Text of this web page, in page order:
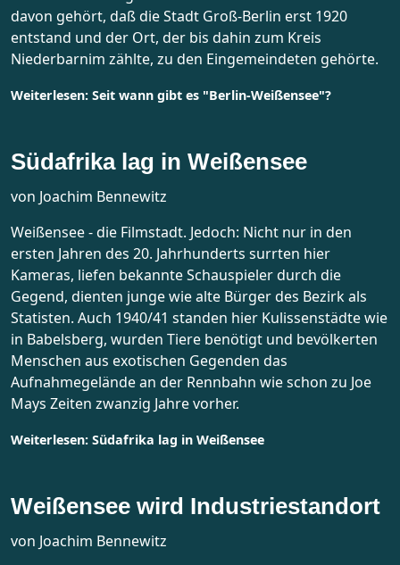
davon gehört, daß die Stadt Groß-Berlin erst 1920
entstand und der Ort, der bis dahin zum Kreis
Niederbarnim zählte, zu den Eingemeindeten gehörte.
Weiterlesen: Seit wann gibt es "Berlin-Weißensee"?
Südafrika lag in Weißensee
von Joachim Bennewitz
Weißensee - die Filmstadt. Jedoch: Nicht nur in den
ersten Jahren des 20. Jahrhunderts surrten hier
Kameras, liefen bekannte Schauspieler durch die
Gegend, dienten junge wie alte Bürger des Bezirk als
Statisten. Auch 1940/41 standen hier Kulissenstädte wie
in Babelsberg, wurden Tiere benötigt und bevölkerten
Menschen aus exotischen Gegenden das
Aufnahmegelände an der Rennbahn wie schon zu Joe
Mays Zeiten zwanzig Jahre vorher.
Weiterlesen: Südafrika lag in Weißensee
Weißensee wird Industriestandort
von Joachim Bennewitz